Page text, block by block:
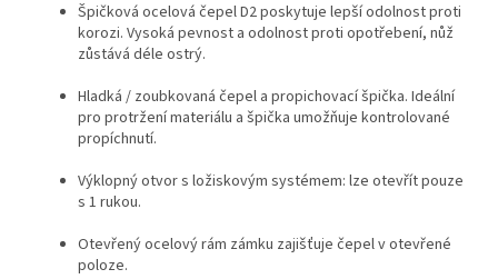
Špičková ocelová čepel D2 poskytuje lepší odolnost proti
korozi. Vysoká pevnost a odolnost proti opotřebení, nůž
zůstává déle ostrý.
Hladká / zoubkovaná čepel a propichovací špička. Ideální
pro protržení materiálu a špička umožňuje kontrolované
propíchnutí.
Výklopný otvor s ložiskovým systémem: lze otevřít pouze
s 1 rukou.
Otevřený ocelový rám zámku zajišťuje čepel v otevřené
poloze.